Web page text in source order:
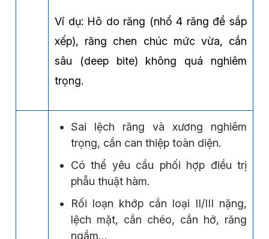
Ví dụ: Hô do răng (nhổ 4 răng để sắp
xếp), răng chen chúc mức vừa, cắn
sâu (deep bite) không quá nghiêm
trọng.
Sai lệch răng và xương nghiêm
trọng, cần can thiệp toàn diện.
Có thể yêu cầu phối hợp điều trị
phẫu thuật hàm.
Rối loạn khớp cắn loại II/III nặng,
lệch mặt, cắn chéo, cắn hở, răng
ngầm…